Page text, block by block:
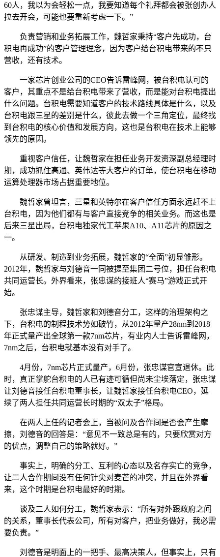
60人，我以为会轻松一点，我要知道每个礼拜都会被张创办人
拉去开会，可能也要重新考虑一下。”
负责营销和业务拓展工作，魏哲家秉持“客户先成功，台
积电再成功”的客户管理理念，因为客户给台积电带来的不只
营收，还有技术。
一家芯片创业公司的CEO告诉雷峰网，被台积电认可的
客户，其重点不是给台积电带来了营收，而是能对台积电提出
什么问题。台积电需要知道客户的技术路线具体是什么，以及
台积电跟三星的差别是什么，彼此去做一个三角定位，最终找
到台积电的核心价值和发展方向，这也是台积电在技术上能够
领先的原因。
重视客户信任，让魏哲家在担任业务开发资深副总经理时
期，成功抓住高通、英伟达等大客户的订单，使台积电在移动
运算处理器市场占据重要地位。
魏哲家曾坦言，三星和英特尔在客户信任方面永远赶不上
台积电，因为他们都有与客户直接竞争的相关业务。而这也是
后来三星出局，台积电独家代工苹果A10、A11芯片的原因之
一。
从研发、制造到业务拓展，魏哲家的“全面”初显雏形。
2012年，魏哲家与刘德音一同被提至集团二号位，担任台积电
共同运营长。外界看来，张忠谋的接班人“赛马”游戏正式开
始。
张忠谋主导，魏哲家和刘德音分工，这样的治理架构之
下，台积电的制程技术势如破竹，从2012年量产28nm到2018
年正式量产出全球第一款7nm芯片，有业内人士告诉雷峰网，
7nm之后，台积电就基本没有对手了。
4月份，7nm芯片正式量产，6月份，张忠谋官宣退休。此
时，真正掌舵台积电的人已有迹可循但尚未尘埃落定，张忠谋
让刘德音接任台积电董事长，让魏哲家接任台积电CEO，延
续了两人担任共同运营长时期的“双太子”格局。
在两人上任的记者会上，当被问及合作间是否会产生摩
擦，刘德音的回答是：“意见不一致总是有的，只要欣赏对方
的优点，调整自己的策略就好。”
事实上，明确的分工、互利的心态以及名存实亡的竞争，
让二人合作期间没有任何针尖对麦芒的冲突，并且在外界看
来，这个时期是台积电最好的时期。
谈及二人如何分工，魏哲家表示：“所有对外跟政府之间
的关系，董事长代表公司，所有对客户，把业务做好，我必需
要负责。”
刘德音是明面上的一把手、最高决策人，但事实上，只有